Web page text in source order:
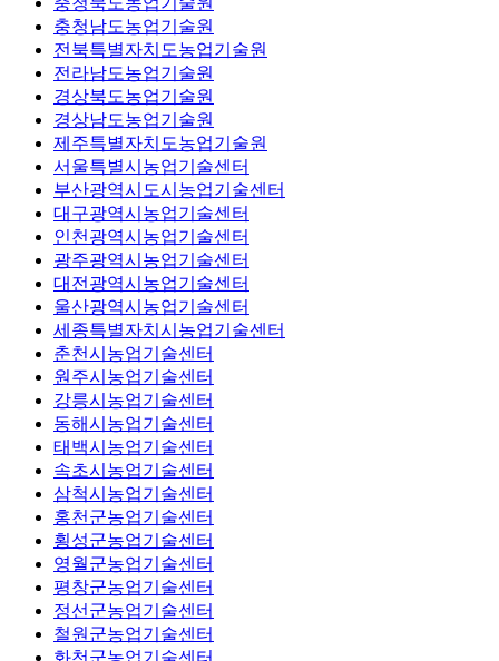
충청남도농업기술원
전북특별자치도농업기술원
전라남도농업기술원
경상북도농업기술원
경상남도농업기술원
제주특별자치도농업기술원
서울특별시농업기술센터
부산광역시도시농업기술센터
대구광역시농업기술센터
인천광역시농업기술센터
광주광역시농업기술센터
대전광역시농업기술센터
울산광역시농업기술센터
세종특별자치시농업기술센터
춘천시농업기술센터
원주시농업기술센터
강릉시농업기술센터
동해시농업기술센터
태백시농업기술센터
속초시농업기술센터
삼척시농업기술센터
홍천군농업기술센터
횡성군농업기술센터
영월군농업기술센터
평창군농업기술센터
정선군농업기술센터
철원군농업기술센터